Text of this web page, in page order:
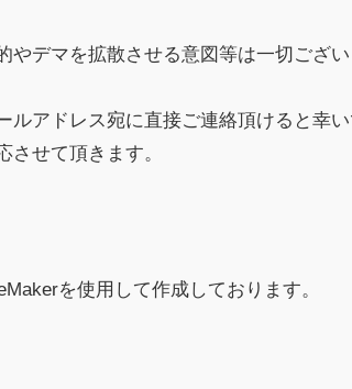
やデマを拡散させる意図等は一切ござ
アドレス宛に直接ご連絡頂けると幸い
させて頂きます。
を使用して作成しております。